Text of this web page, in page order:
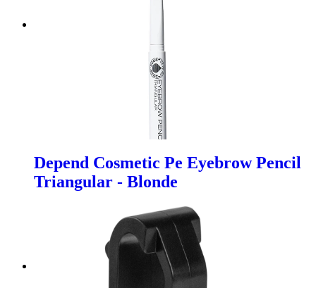
Depend Cosmetic Pe Eyebrow Pencil
Triangular - Blonde